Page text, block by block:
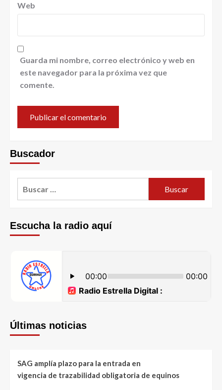
Web
Guarda mi nombre, correo electrónico y web en
este navegador para la próxima vez que
comente.
Buscador
Escucha la radio aquí
Últimas noticias
SAG amplía plazo para la entrada en
vigencia de trazabilidad obligatoria de equinos